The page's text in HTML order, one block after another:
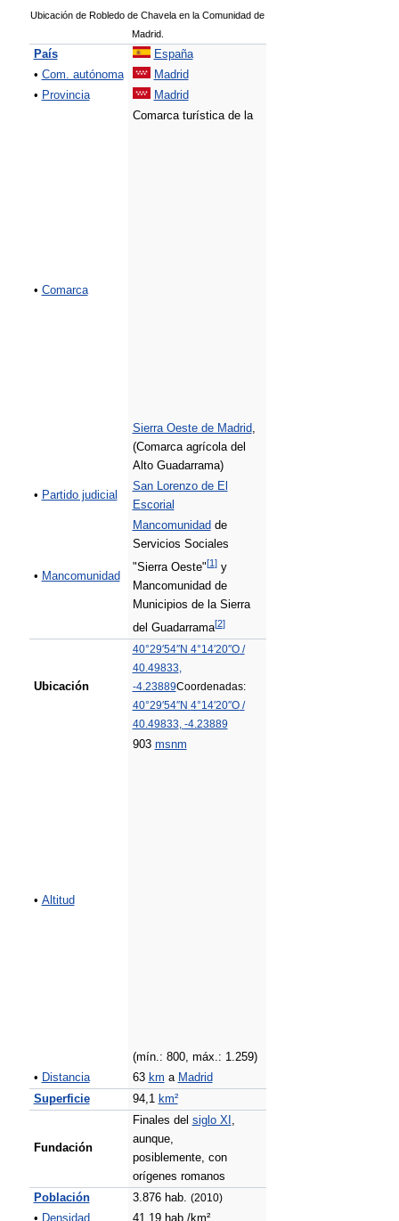
Ubicación de Robledo de Chavela en la Comunidad de
Madrid.
País
España
• Com. autónoma
Madrid
• Provincia Madrid
• Comarca
Comarca turística de la
Sierra Oeste de Madrid,
(Comarca agrícola del
Alto Guadarrama)
• Partido judicial
San Lorenzo de El
Escorial
• Mancomunidad
Mancomunidad de
Servicios Sociales
"Sierra Oeste"[1]y
Mancomunidad de
Municipios de la Sierra
del Guadarrama[2]
Ubicación
40°29′54″N 4°14′20″O/
40.49833,
-4.23889Coordenadas:
40°29′54″N 4°14′20″O/
40.49833, -4.23889
• Altitud
903 msnm
(mín.: 800, máx.: 1.259)
• Distancia 63 km a Madrid
Superficie
94,1 km²
Fundación
Finales del siglo XI ,
aunque,
posiblemente, con
orígenes romanos
Población
3.876 hab. (2010)
•
Densidad 41,19 hab./km²